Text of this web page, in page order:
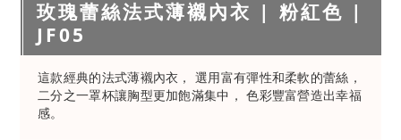
玫瑰蕾絲法式薄襯內衣 | 粉紅色 |
JF05
這款經典的法式薄襯內衣， 選用富有彈性和柔軟的蕾絲，
二分之一罩杯讓胸型更加飽滿集中， 色彩豐富營造出幸福
感。